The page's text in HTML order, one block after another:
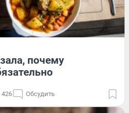
почему
426 Обсудить